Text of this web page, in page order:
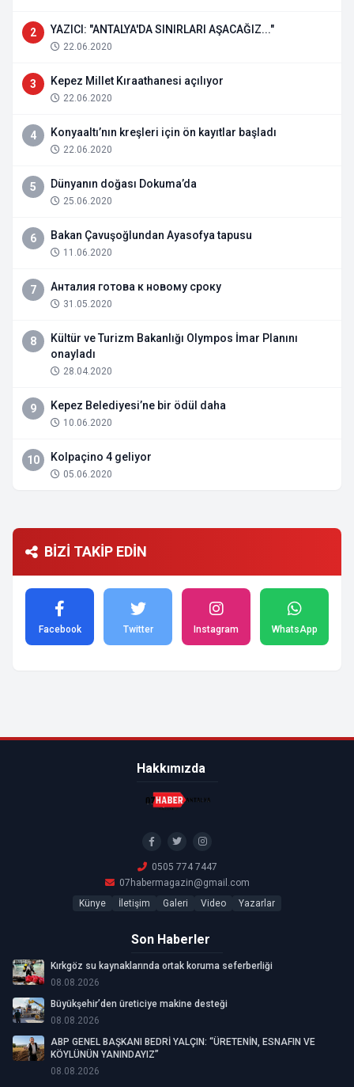
2 YAZICI: "ANTALYA'DA SINIRLARI AŞACAĞIZ..."
22.06.2020
3 Kepez Millet Kıraathanesi açılıyor
22.06.2020
4 Konyaaltı’nın kreşleri için ön kayıtlar başladı
22.06.2020
5 Dünyanın doğası Dokuma’da
25.06.2020
6 Bakan Çavuşoğlundan Ayasofya tapusu
11.06.2020
7 Анталия готова к новому сроку
31.05.2020
8
Kültür ve Turizm Bakanlığı Olympos İmar Planını
onayladı
28.04.2020
9 Kepez Belediyesi’ne bir ödül daha
10.06.2020
10 Kolpaçino 4 geliyor
05.06.2020
BİZİ TAKİP EDİN
Facebook Twitter Instagram WhatsApp
Hakkımızda
0505 774 7447
07habermagazin@gmail.com
Künye
İletişim Galeri Video Yazarlar
Son Haberler
Kırkgöz su kaynaklarında ortak koruma seferberliği
08.08.2026
Büyükşehir’den üreticiye makine desteği
08.08.2026
ABP GENEL BAŞKANI BEDRİ YALÇIN: “ÜRETENİN, ESNAFIN VE
KÖYLÜNÜN YANINDAYIZ”
08.08.2026